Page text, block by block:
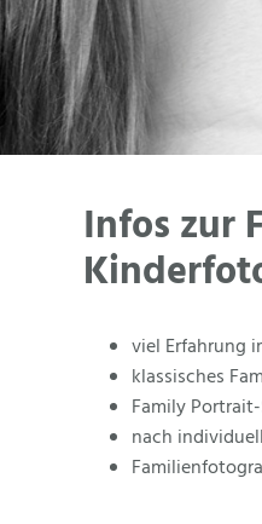
Infos zur
viel Erfahrung
klassisches
Family
nach